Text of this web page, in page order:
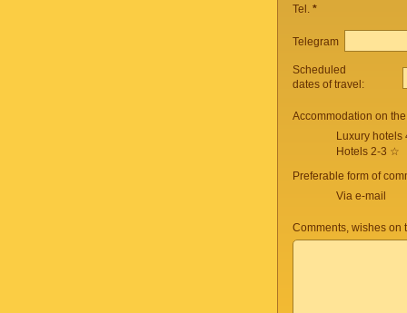
Tel. *
Telegram
Scheduled
dates of travel:
Accommodation on
Luxury
Hotels 2-3 ☆
Preferable form of
Via e-mail
Comments, wishes on